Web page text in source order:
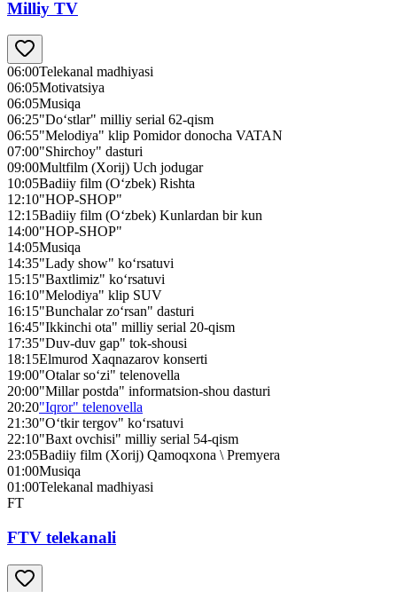
Milliy TV
06:00Telekanal madhiyasi
06:05Motivatsiya
06:05Musiqa
06:25"Do‘stlar" milliy serial 62-qism
06:55"Melodiya" klip Pomidor donocha VATAN
07:00"Shirchoy" dasturi
09:00Multfilm (Xorij) Uch jodugar
10:05Badiiy film (O‘zbek) Rishta
12:10"HOP-SHOP"
12:15Badiiy film (O‘zbek) Kunlardan bir kun
14:00"HOP-SHOP"
14:05Musiqa
14:35"Lady show" ko‘rsatuvi
15:15"Baxtlimiz" ko‘rsatuvi
16:10"Melodiya" klip SUV
16:15"Bunchalar zo‘rsan" dasturi
16:45"Ikkinchi ota" milliy serial 20-qism
17:35"Duv-duv gap" tok-shousi
18:15Elmurod Хaqnazarov konserti
19:00"Otalar so‘zi" telenovella
20:00"Millar postda" informatsion-shou dasturi
20:20"Iqror" telenovella
21:30"O‘tkir tergov" ko‘rsatuvi
22:10"Baxt ovchisi" milliy serial 54-qism
23:05Badiiy film (Xorij) Qamoqxona \ Premyera
01:00Musiqa
01:00Telekanal madhiyasi
FT
FTV telekanali